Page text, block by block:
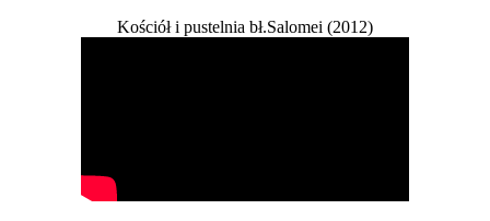
Kościół i pustelnia bł.Salomei (2012)